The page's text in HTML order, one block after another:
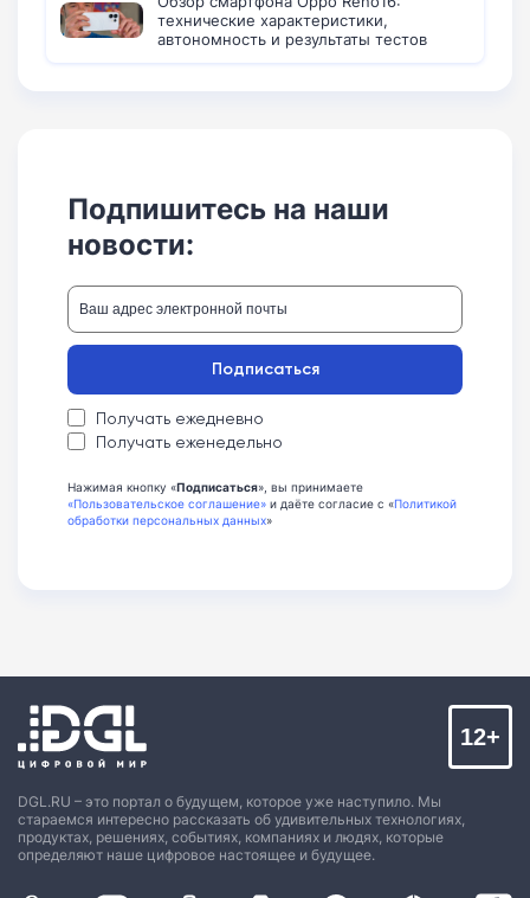
технические характеристики,
автономность и результаты тестов
Подпишитесь на наши
новости:
Получать ежедневно
Получать еженедельно
Подписаться
Нажимая кнопку «Подписаться», вы принимаете
«Пользовательское соглашение» и даёте согласие с «Политикой
обработки персональных данных»
DGL.RU – это портал о будущем, которое уже наступило. Мы
стараемся интересно рассказать об удивительных технологиях,
продуктах, решениях, событиях, компаниях и людях, которые
определяют наше цифровое настоящее и будущее.
12+